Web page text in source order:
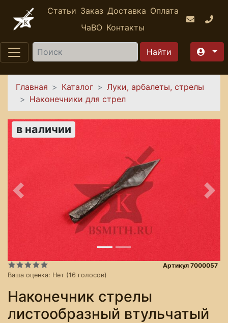
Перейти к основному содержанию
Статьи Заказ Доставка Оплата
ЧаВО Контакты
Найти
Вы здесь
Главная Каталог
Луки, арбалеты, стрелы
Наконечники для стрел
в наличии
Предыдущее
Ваша оценка: Нет (16 голосов)
Артикул 7000057
Наконечник стрелы
листообразный втульчатый